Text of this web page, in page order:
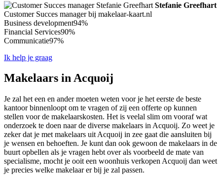
Stefanie Greefhart
Customer Succes manager bij makelaar-kaart.nl
Business development94%
Financial Services90%
Communicatie97%
Ik help je graag
Makelaars in Acquoij
Je zal het een en ander moeten weten voor je het eerste de beste
kantoor binnenloopt om te vragen of zij een offerte op kunnen
stellen voor de makelaarskosten. Het is veelal slim om vooraf wat
onderzoek te doen naar de diverse makelaars in Acquoij. Zo weet je
zeker dat je met makelaars uit Acquoij in zee gaat die aansluiten bij
je wensen en behoeften. Je kunt dan ook gewoon de makelaars in de
buurt opbellen als je vragen hebt over als voorbeeld de mate van
specialisme, mocht je ooit een woonhuis verkopen Acquoij dan weet
je precies welke makelaar er bij je zal passen.